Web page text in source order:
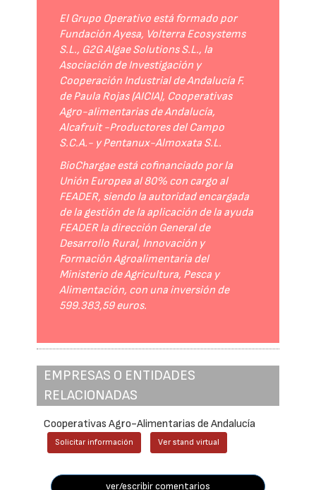
El Grupo Operativo está formado por
Fundación Ayesa, Volterra Ecosystems
S.L., G2G Algae Solutions S.L., la
Asociación de Investigación y
Cooperación Industrial de Andalucía F.
de Paula Rojas (AICIA), Cooperativas
Agro-alimentarias de Andalucía,
Alcafruit -Productores del Campo
S.C.A.- y Pentanux-Almoxata S.L.
BioChargae está cofinanciado por la
Unión Europea al 80% con cargo al
FEADER, siendo la autoridad encargada
de la gestión de la aplicación de la ayuda
FEADER la dirección General de
Desarrollo Rural, Innovación y
Formación Agroalimentaria del
Ministerio de Agricultura, Pesca y
Alimentación, con una inversión de
599.383,59 euros.
EMPRESAS O ENTIDADES
RELACIONADAS
Cooperativas Agro-Alimentarias de Andalucía
Solicitar información Ver stand virtual
ver/escribir comentarios